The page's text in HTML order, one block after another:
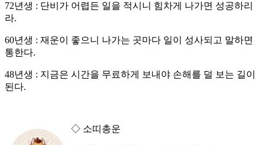
72년생 : 단비가 어렵든 일을 적시니 힘차게 나가면 성공하리
라.
60년생 : 재운이 좋으니 나가는 곳마다 일이 성사되고 말하면
통한다.
48년생 : 지금은 시간을 무료하게 보내야 손해를 덜 보는 길이
된다.
◇ 소띠총운